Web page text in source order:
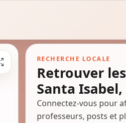
RECHERCHE LOCALE
Retrouver
Santa
Connectez-vous pour
professeurs, posts et